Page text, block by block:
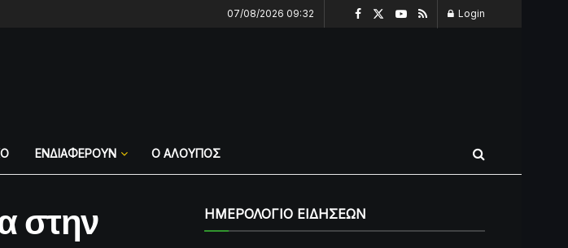
07/08/2026 09:32 Login
ΕΝΔΙΑΦΕΡΟΥΝ Ο ΑΛΟΥΠΟΣ
στην ΗΜΕΡΟΛΟΓΙΟ ΕΙΔΗΣΕΩΝ